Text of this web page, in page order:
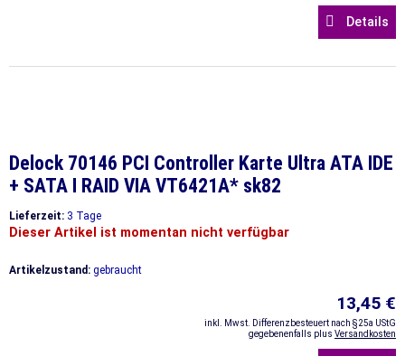
Details
Delock 70146 PCI Controller Karte Ultra ATA IDE
+ SATA I RAID VIA VT6421A* sk82
Lieferzeit: 3 Tage
Dieser Artikel ist momentan nicht verfügbar
Artikelzustand: gebraucht
13,45 €
inkl. Mwst. Differenzbesteuert nach §25a UStG
gegebenenfalls plus Versandkosten